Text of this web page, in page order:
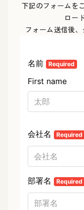
下記のフォームを
ロー
フォーム送信後